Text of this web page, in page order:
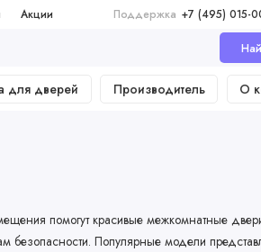
Акции Поддержка +7 (495) 015-
для дверей Производитель О
помогут красивые межкомнатные
безопасности. Популярные модели